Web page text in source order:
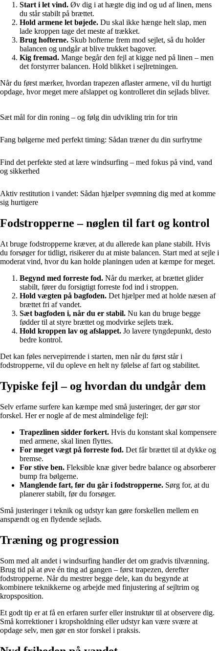
Start i let vind. Øv dig i at hægte dig ind og ud af linen, mens
du står stabilt på brættet.
Hold armene let bøjede. Du skal ikke hænge helt slap, men
lade kroppen tage det meste af trækket.
Brug hofterne. Skub hofterne frem mod sejlet, så du holder
balancen og undgår at blive trukket bagover.
Kig fremad. Mange begår den fejl at kigge ned på linen – men
det forstyrrer balancen. Hold blikket i sejlretningen.
Når du først mærker, hvordan trapezen aflaster armene, vil du hurtigt
opdage, hvor meget mere afslappet og kontrolleret din sejlads bliver.
Sæt mål for din roning – og følg din udvikling trin for trin
Fang bølgerne med perfekt timing: Sådan træner du din surfrytme
Find det perfekte sted at lære windsurfing – med fokus på vind, vand
og sikkerhed
Aktiv restitution i vandet: Sådan hjælper svømning dig med at komme
sig hurtigere
Fodstropperne – nøglen til fart og kontrol
At bruge fodstropperne kræver, at du allerede kan plane stabilt. Hvis
du forsøger for tidligt, risikerer du at miste balancen. Start med at sejle i
moderat vind, hvor du kan holde planingen uden at kæmpe for meget.
Begynd med forreste fod. Når du mærker, at brættet glider
stabilt, fører du forsigtigt forreste fod ind i stroppen.
Hold vægten på bagfoden. Det hjælper med at holde næsen af
brættet fri af vandet.
Sæt bagfoden i, når du er stabil. Nu kan du bruge begge
fødder til at styre brættet og modvirke sejlets træk.
Hold kroppen lav og afslappet. Jo lavere tyngdepunkt, desto
bedre kontrol.
Det kan føles nervepirrende i starten, men når du først står i
fodstropperne, vil du opleve en helt ny følelse af fart og stabilitet.
Typiske fejl – og hvordan du undgår dem
Selv erfarne surfere kan kæmpe med små justeringer, der gør stor
forskel. Her er nogle af de mest almindelige fejl:
Trapezlinen sidder forkert. Hvis du konstant skal kompensere
med armene, skal linen flyttes.
For meget vægt på forreste fod. Det får brættet til at dykke og
bremse.
For stive ben. Fleksible knæ giver bedre balance og absorberer
bump fra bølgerne.
Manglende fart, før du går i fodstropperne. Sørg for, at du
planerer stabilt, før du forsøger.
Små justeringer i teknik og udstyr kan gøre forskellen mellem en
anspændt og en flydende sejlads.
Træning og progression
Som med alt andet i windsurfing handler det om gradvis tilvænning.
Brug tid på at øve én ting ad gangen – først trapezen, derefter
fodstropperne. Når du mestrer begge dele, kan du begynde at
kombinere teknikkerne og arbejde med finjustering af sejltrim og
kropsposition.
Et godt tip er at få en erfaren surfer eller instruktør til at observere dig.
Små korrektioner i kropsholdning eller udstyr kan være svære at
opdage selv, men gør en stor forskel i praksis.